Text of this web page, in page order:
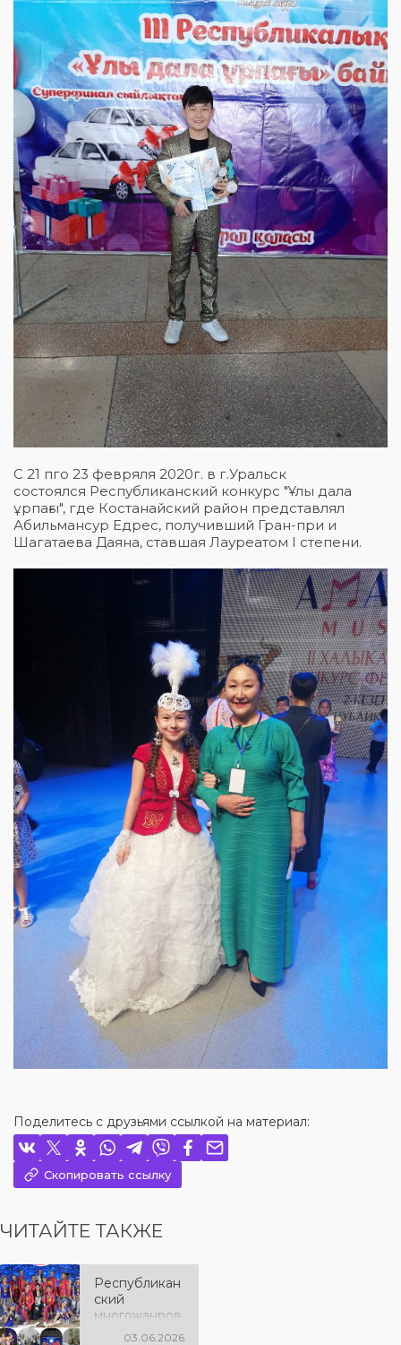
С 21 пго 23 февряля 2020г. в г.Уральск
состоялся Республиканский конкурс "Ұлы дала
ұрпағы", где Костанайский район представлял
Абильмансур Едрес, получивший Гран-при и
Шагатаева Даяна, ставшая Лауреатом I степени.
Поделитесь с друзьями ссылкой на материал:
Скопировать ссылку
ЧИТАЙТЕ ТАКЖЕ
Республикан
ский
многожанров
ый конкурс
03.06.2026